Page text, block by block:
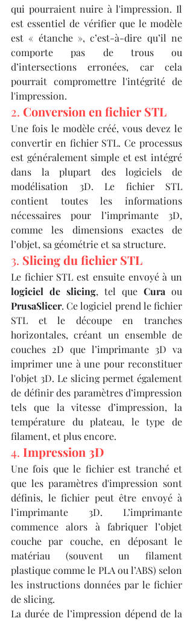
qui pourraient nuire à l'impression. Il
est essentiel de vérifier que le modèle
est « étanche », c’est-à-dire qu’il ne
comporte pas de trous ou
d’intersections erronées, car cela
pourrait compromettre l'intégrité de
l'impression.
2. Conversion en fichier STL
Une fois le modèle créé, vous devez le
convertir en fichier STL. Ce processus
est généralement simple et est intégré
dans la plupart des logiciels de
modélisation 3D. Le fichier STL
contient toutes les informations
nécessaires pour l’imprimante 3D,
comme les dimensions exactes de
l’objet, sa géométrie et sa structure.
3. Slicing du fichier STL
logiciel de slicing, tel que Cura
PrusaSlicer. Ce logiciel prend le fichier
STL et le découpe en tranches
horizontales, créant un ensemble de
couches 2D que l’imprimante 3D va
imprimer une à une pour reconstituer
l'objet 3D. Le slicing permet également
de définir des paramètres d’impression
tels que la vitesse d’impression, la
température du plateau, le type de
filament, et plus encore.
4. Impression 3D
Une fois que le fichier est tranché et
que les paramètres d'impression sont
définis, le fichier peut être envoyé à
l’imprimante 3D. L’imprimante
commence alors à fabriquer l’objet
couche par couche, en déposant le
matériau (souvent un filament
plastique comme le PLA ou l’ABS) selon
les instructions données par le fichier
de slicing.
La durée de l’impression dépend de la